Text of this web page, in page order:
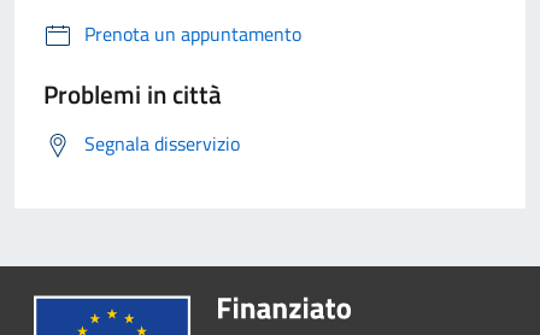
Prenota un appuntamento
Problemi in città
Segnala disservizio